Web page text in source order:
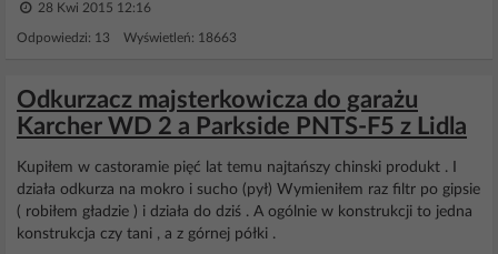
28 Kwi 2015 12:16
Odpowiedzi: 13 Wyświetleń: 18663
Odkurzacz majsterkowicza do garażu
Karcher WD 2 a Parkside PNTS-F5 z Lidla
Kupiłem w castoramie pięć lat temu najtańszy chinski produkt . I
działa odkurza na mokro i sucho (pył) Wymieniłem raz filtr po gipsie
( robiłem gładzie ) i działa do dziś . A ogólnie w konstrukcji to jedna
konstrukcja czy tani , a z górnej półki .